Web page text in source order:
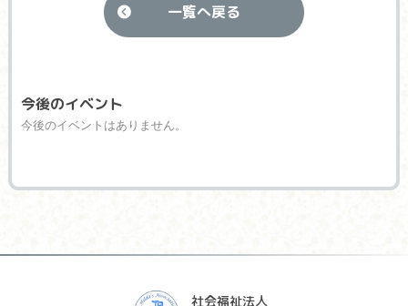
今後のイベント
今後のイベントはありません。
一覧へ戻る
社会福祉法人